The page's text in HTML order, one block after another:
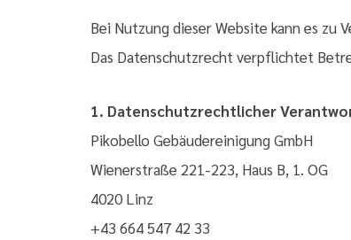
Bei Nutzung dieser Website kann es zu
Das Datenschutzrecht verpflichtet
1. Datenschutzrechtlicher
Pikobello Gebäudereinigung GmbH
Wienerstraße 221-223, Haus B, 1. OG
4020 Linz
+43 664 547 42 33